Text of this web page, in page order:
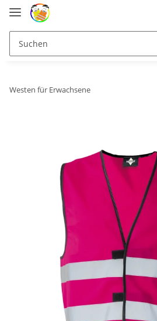
Westen für Erwachsene